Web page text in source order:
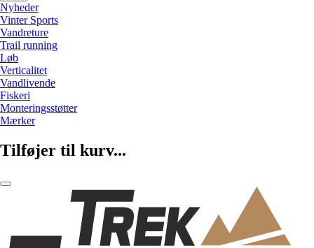
Nyheder
Vinter Sports
Vandreture
Trail running
Løb
Verticalitet
Vandlivende
Fiskeri
Monteringsstøtter
Mærker
Tilføjer til kurv...